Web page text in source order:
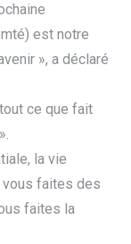
est notre
», a déclaré
ce que fait
la vie
vous faites des
faites la